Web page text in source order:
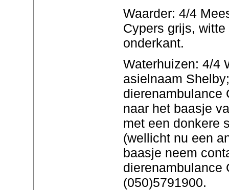
Waarder: 4/4
Cypers grijs,
onderkant.
Waterhuizen: 4/4
asielnaam
dierenambulance
naar het baasje
met een donkere
(wellicht nu een
baasje neem
dierenambulance
(050)5791900.